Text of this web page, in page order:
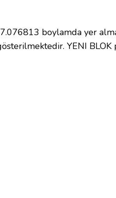
boylamda yer
YENI BLOK